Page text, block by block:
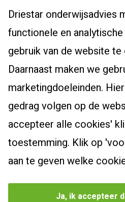
Over Driestar onderwijsadvies
Het beroepsprofiel van de leraar
Certificaten en accreditaties
Vacatures
Contact
Klachtenreglement
Cursussen en trajecten
Breindidactiek
Leiderschapsoriëntatietraject
Zoek een cursus
Post-hbo-opleidingen
Bewegingsonderwijs
Taalcoördinator
Specialist Jonge Kind
Schoolopleider PO
School Video Interactie
Actueel
Nieuwsbrief
Nieuws
Blogs
Agenda
Webshop
Bekijk onze producten
Privacybeleid
Driestar onderwijsadvies
functionele en
gebruik van de website
Daarnaast maken we
marketingdoeleinden.
gedrag volgen op de
accepteer alle cookies'
toestemming. Klik op
aan te geven welke
Ja, ik accepteer